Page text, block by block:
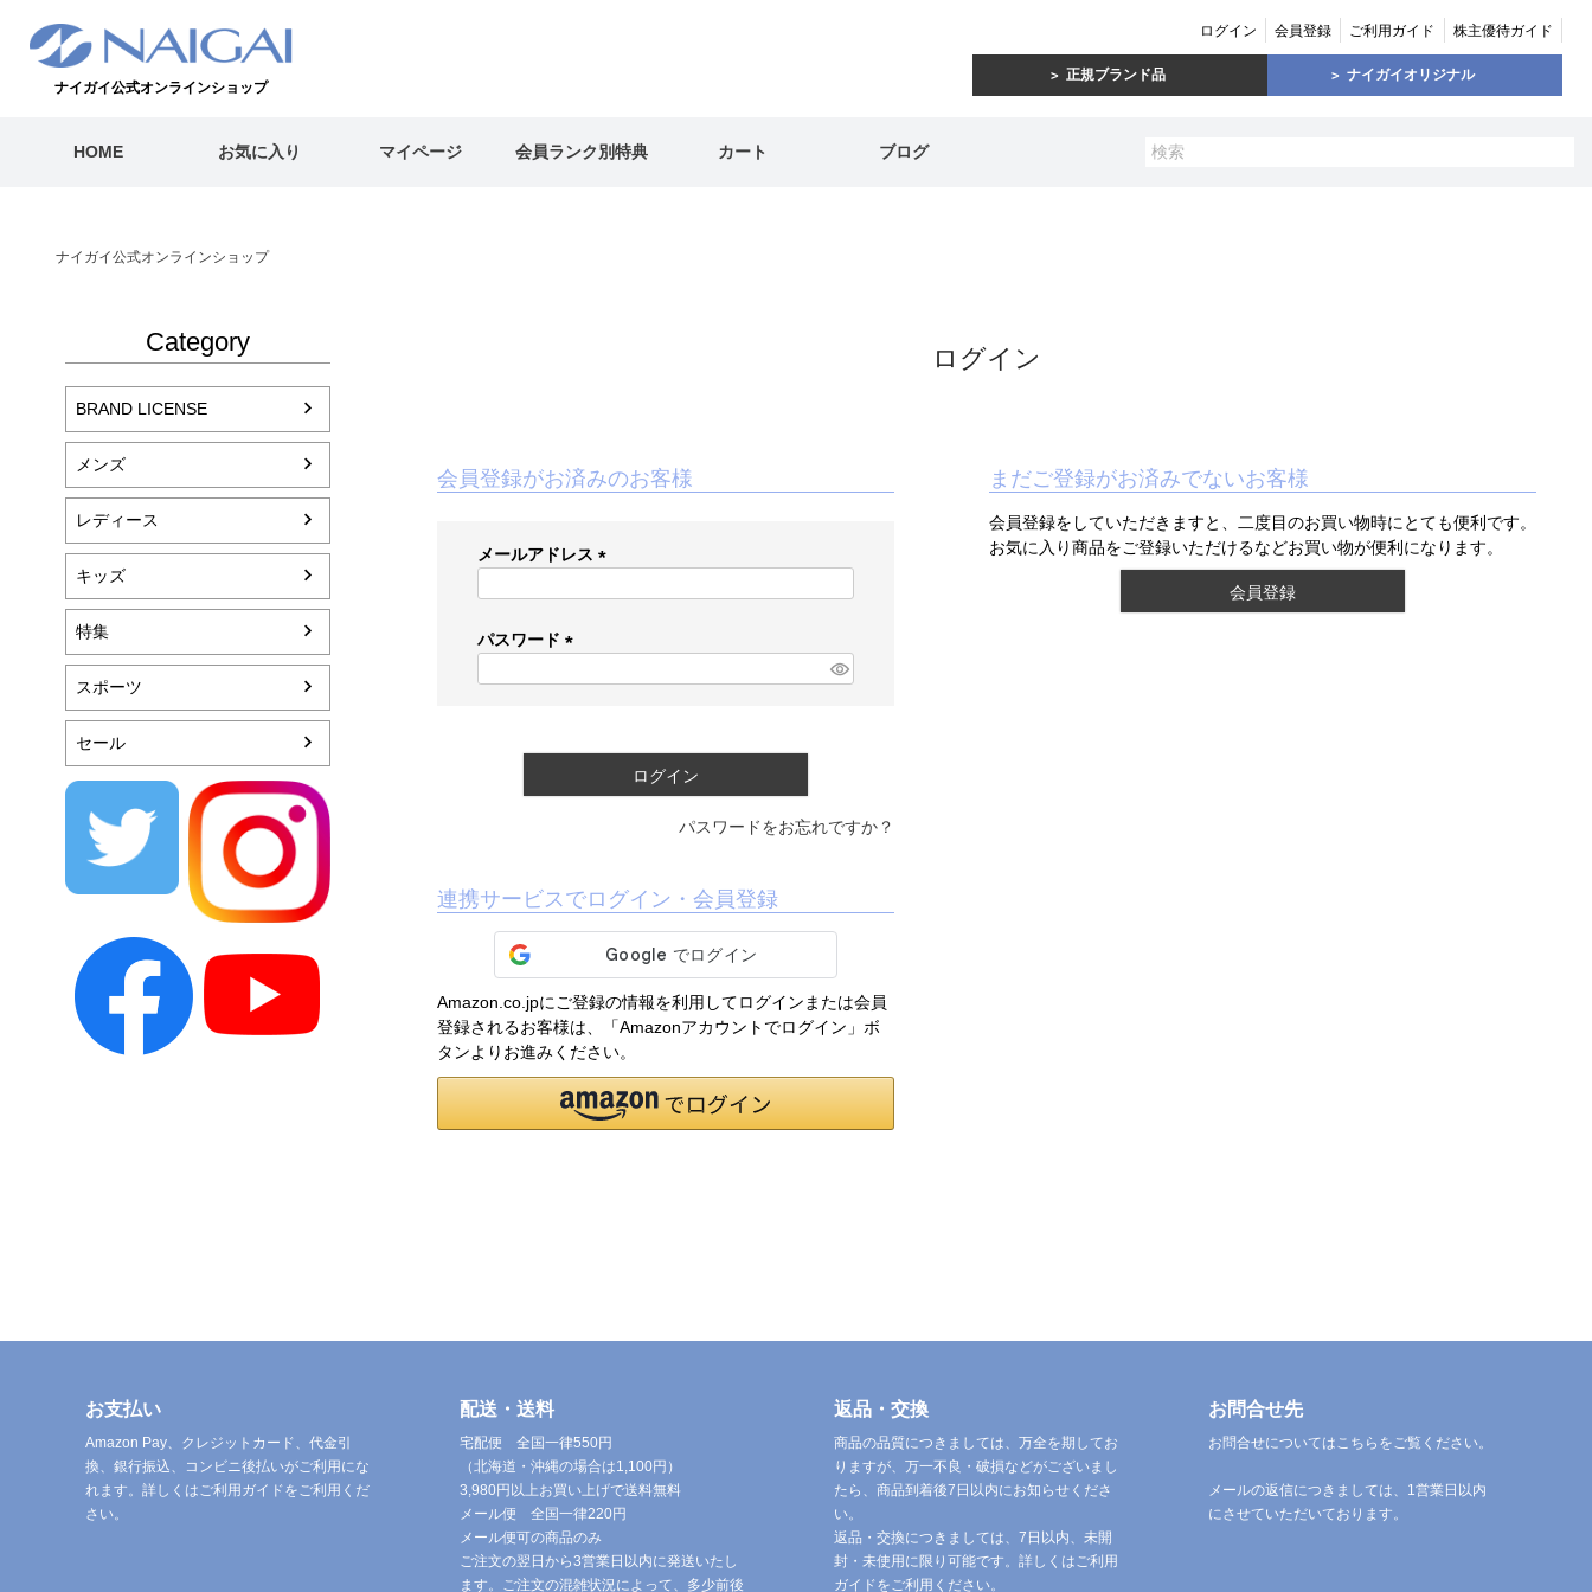
ナイガイ公式オンラインショップ
ログイン 会員登録 ご利用ガイド 株主優待ガイド
正規ブランド品 ナイガイオリジナル
HOME お気に入り マイページ 会員ランク別特典 カート ブログ
ナイガイ公式オンラインショップ
Category
BRAND LICENSE
メンズ
レディース
キッズ
特集
スポーツ
セール
ログイン
会員登録がお済みのお客様
メールアドレス
)
パスワード
ログイン
パスワードをお忘れですか？
連携サービスでログイン・会員登録
Amazon.co.jpにご登録の情報を利用してログインまたは会員
登録されるお客様は、「Amazonアカウントでログイン」ボ
タンよりお進みください。
まだご登録がお済みでないお客様
会員登録をしていただきますと、二度目のお買い物時にとても便利です。
お気に入り商品をご登録いただけるなどお買い物が便利になります。
会員登録
お支払い
Amazon Pay、クレジットカード、代金引
換、銀行振込、コンビニ後払いがご利用にな
れます。詳しくはご利用ガイドをご利用くだ
さい。
配送・送料
宅配便 全国一律550円
（北海道・沖縄の場合は1,100円）
3,980円以上お買い上げで送料無料
メール便 全国一律220円
メール便可の商品のみ
ご注文の翌日から3営業日以内に発送いたし
ます。ご注文の混雑状況によって、多少前後
返品・交換
商品の品質につきましては、万全を期してお
りますが、万一不良・破損などがございまし
たら、商品到着後7日以内にお知らせくださ
い。
返品・交換につきましては、7日以内、未開
封・未使用に限り可能です。詳しくはご利用
ガイドをご利用ください。
お問合せ先
お問合せについてはこちらをご覧ください。
メールの返信につきましては、1営業日以内
にさせていただいております。